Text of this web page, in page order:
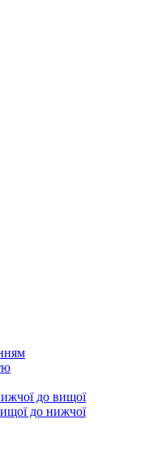
до вищої
до нижчої